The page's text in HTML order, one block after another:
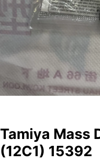
Tamiya Mass
(12C1) 15392